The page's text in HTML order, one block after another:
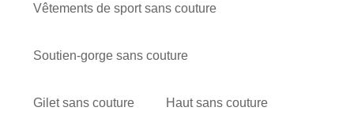
Vêtements de sport sans couture
Soutien-gorge sans couture
Gilet sans couture Haut sans couture